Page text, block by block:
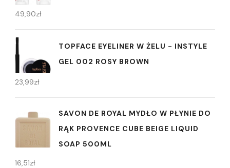
49,90zł
TOPFACE EYELINER W ŻELU - INSTYLE
GEL 002 ROSY BROWN
23,99zł
SAVON DE ROYAL MYDŁO W PŁYNIE DO
RĄK PROVENCE CUBE BEIGE LIQUID
SOAP 500ML
16,51zł